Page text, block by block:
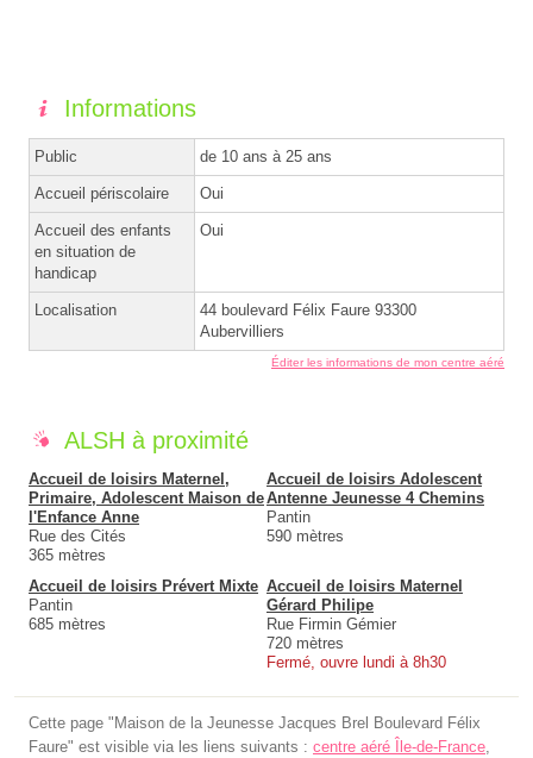
Informations
Public de 10 ans à 25 ans
Accueil périscolaire Oui
Accueil des enfants
en situation de
handicap
Oui
Localisation
44 boulevard Félix Faure 93300
Aubervilliers
Éditer les informations de mon centre aéré
ALSH à proximité
Accueil de loisirs Maternel,
Primaire, Adolescent Maison de
l'Enfance Anne
Rue des Cités
365 mètres
Accueil de loisirs Adolescent
Antenne Jeunesse 4 Chemins
Pantin
590 mètres
Accueil de loisirs Prévert Mixte
Pantin
685 mètres
Accueil de loisirs Maternel
Gérard Philipe
Rue Firmin Gémier
720 mètres
Fermé, ouvre lundi à 8h30
Cette page "Maison de la Jeunesse Jacques Brel Boulevard Félix
Faure" est visible via les liens suivants : centre aéré Île-de-France